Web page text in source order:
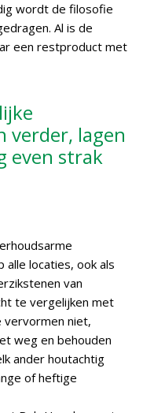
wordt de filosofie
Al is de
een restproduct met
verder, lagen
even strak
locaties, ook als
van
te vergelijken met
vervormen niet,
weg en behouden
ander houtachtig
of heftige